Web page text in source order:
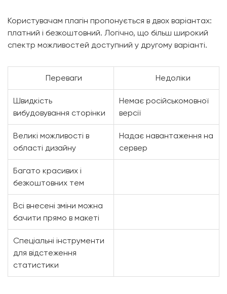
Користувачам плагін пропонується в двох варіантах:
платний і безкоштовний. Логічно, що більш широкий
спектр можливостей доступний у другому варіанті.
Переваги Недоліки
Швидкість
вибудовування сторінки
Немає російськомовної
версії
Великі можливості в
області дизайну
Надає навантаження на
сервер
Багато красивих і
безкоштовних тем
Всі внесені зміни можна
бачити прямо в макеті
Спеціальні інструменти
для відстеження
статистики